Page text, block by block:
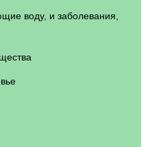
воду, и заболевания,